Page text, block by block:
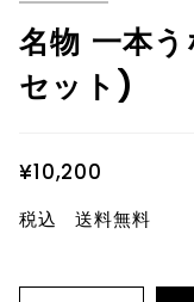
名物 一本
セット)
¥10,200
税込 送料無料